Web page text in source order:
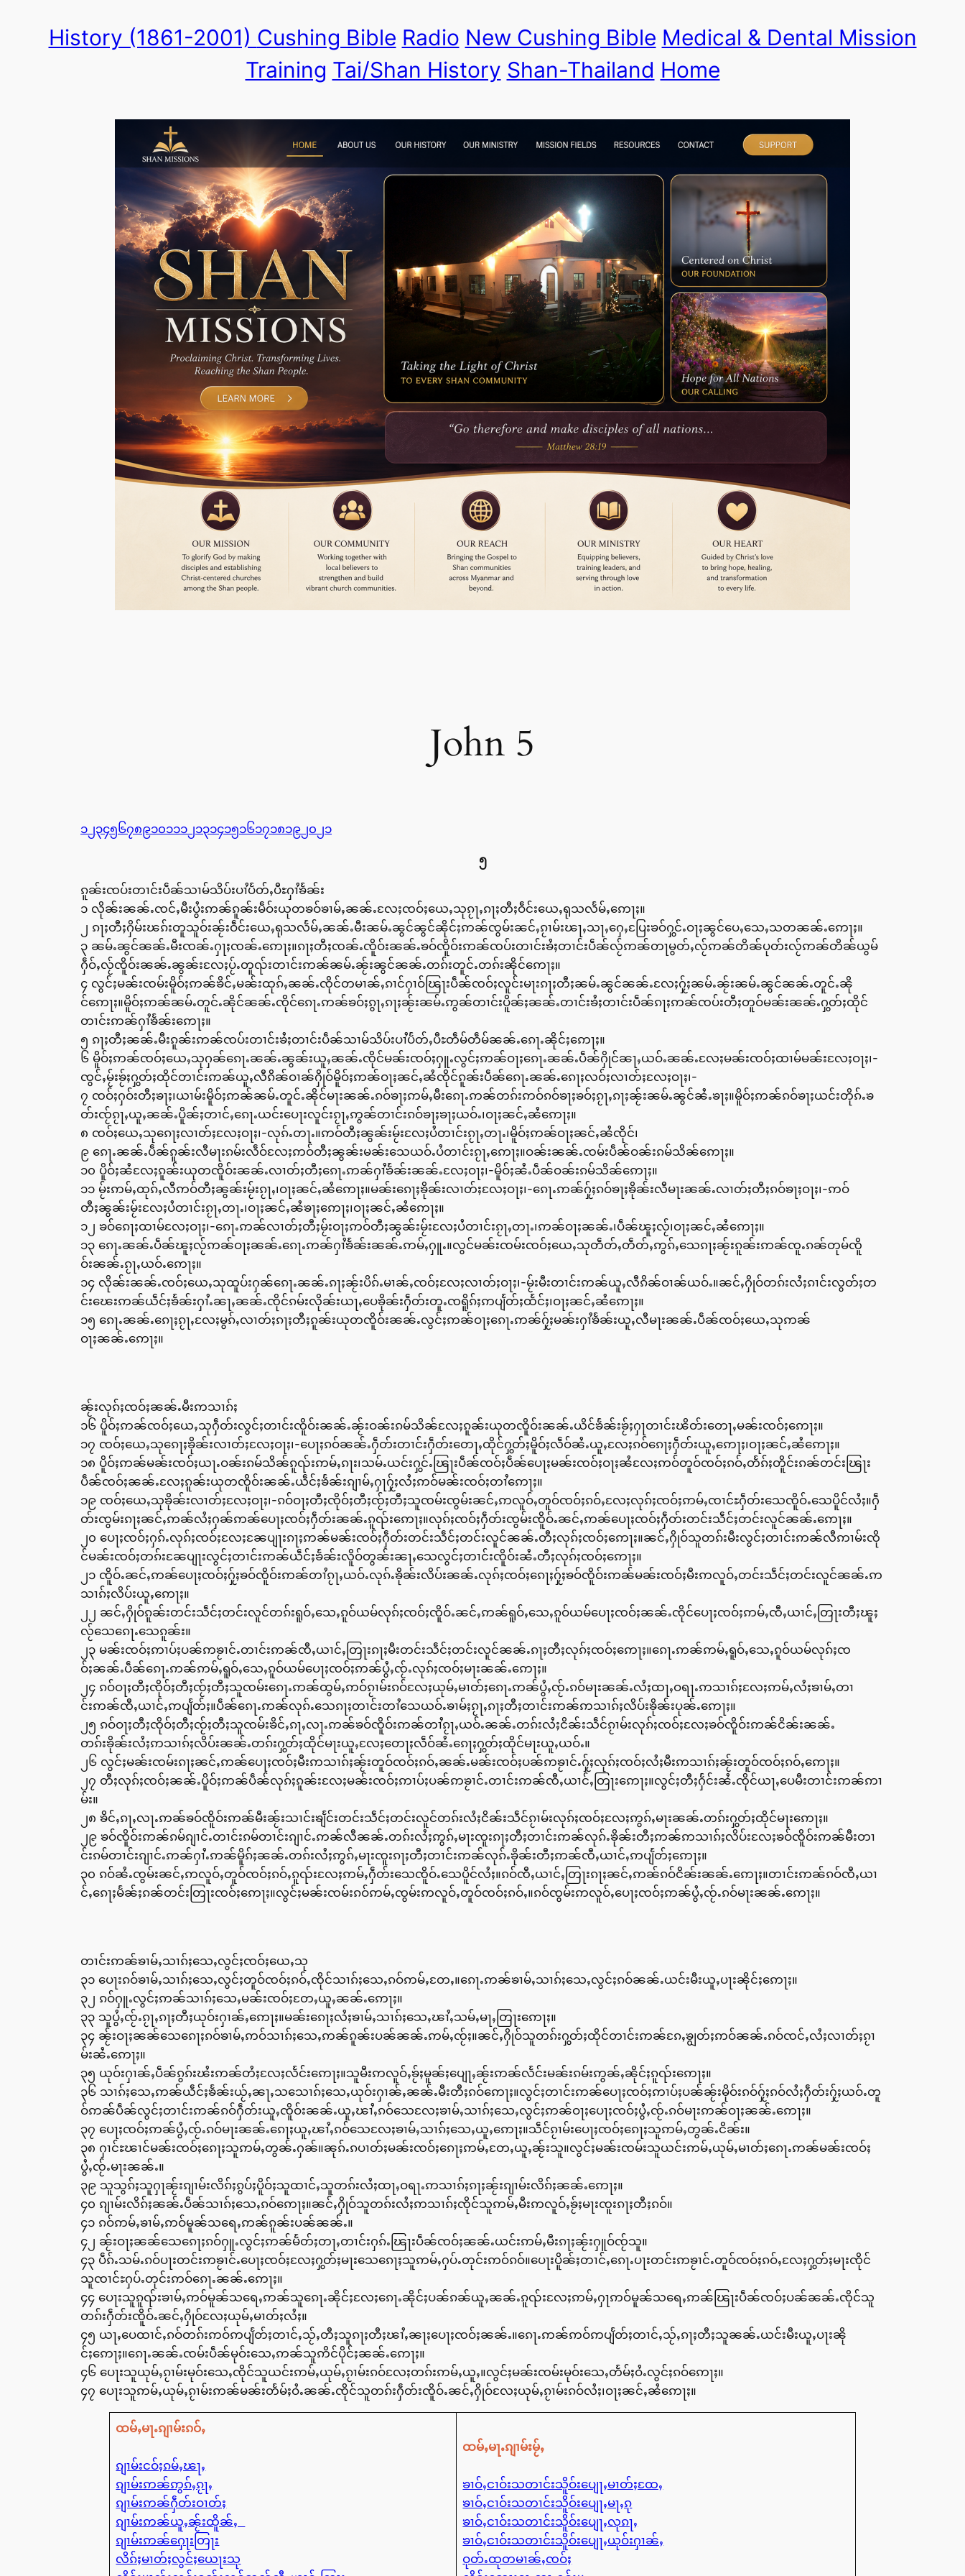
History (1861-2001) Cushing Bible Radio New Cushing Bible Medical & Dental Mission
Training Tai/Shan History Shan-Thailand Home
John 5
၁ ၂၃၄၅၆၇၈၉၁၀၁၁၁၂၁၃၁၄၁၅၁၆၁၇၁၈၁၉ ၂၀ ၂၁
၅
ၵူၼ်းၸပ်းတၢင်းပဵၼ်သၢမ်သိပ်းပၢႆပႅတ်ႇပီႊႁၢႆၶႅၼ်း
၁ လိုၼ်းၼၼ်ႉၸင်ႇမီးပွႆးဢၼ်ၵူၼ်းမဵဝ်းယုတၶဝ်ၶၢမ်ႇၼၼ်ႉလႄႈၸဝ်ႈယေႇသုၵႂႃႇၵႃႈတီႈဝဵင်းယေႇရုသလႅမ်ႇဢေႃႈ။
၂ ၵႃႈတီႈႁိမ်းၽၵ်းတူသူဝ်းၼႂ်းဝဵင်းယေႇရုသလႅမ်ႇၼၼ်ႉမီးၼမ်ႉၼွင်ၼွင်ၼိုင်ႈဢၼ်ၸွမ်းၼင်ႇၵႂၢမ်းၽႃႇသႃႇႁေႇပြႄးၶဝ်ႁွင်ႉဝႃႈၼွင်ပေႇသေႇသတၼၼ်ႉဢေႃႈ။
၃ ၼမ်ႉၼွင်ၼၼ်ႉမီးၸၼ်ႉႁႃႈၸၼ်ႉဢေႃႈ။ၵႃႈတီႈၸၼ်ႉၸိူဝ်းၼၼ်ႉၶဝ်ၸိူဝ်းဢၼ်ၸပ်းတၢင်းၶႆႈတၢင်းပဵၼ်လႂ်ဢၼ်တႃမွတ်ႇလႂ်ဢၼ်တိၼ်ပုတ်းလႂ်ဢၼ်တိၼ်ယွမ်
ႁဵဝ်ႇလႂ်ၸိူဝ်းၼၼ်ႉၼွၼ်းလႄႈပႂ်ႉတူၺ်းတၢင်းဢၼ်ၼမ်ႉၼႂ်းၼွင်ၼၼ်ႉတၵ်းတူင်ႉတၵ်းၼိုင်ဢေႃႈ။
၄ လွင်ႈမၼ်းၸမ်းမိူဝ်ႈဢၼ်ၶိင်ႇမၼ်းထုၵ်ႇၼၼ်ႉၸိုင်တမၢၼ်ႇၵၢင်ႁၢဝ်ၽြႃးပဵၼ်ၸဝ်ႈလူင်းမႃးၵႃႈတီႈၼမ်ႉၼွင်ၼၼ်ႉလႄႈႁႂ်ႈၼမ်ႉၼႂ်းၼမ်ႉၼွင်ၼၼ်ႉတူင်ႉၼို
င်ဢေႃႈ။မိူဝ်ႈဢၼ်ၼမ်ႉတူင်ႉၼိုင်ၼၼ်ႉၸိုင်ၵေႃႉဢၼ်ၶဝ်ႈၵွႃႇၵႃႈၼႂ်းၼမ်ႉဢွၼ်တၢင်းပိူၼ်ႈၼၼ်ႉတၢင်းၶႆႈတၢင်းပဵၼ်ၵႃႈဢၼ်ၸပ်းတီႈတူဝ်မၼ်းၼၼ်ႉႁွတ်ႈထိုင်
တၢင်းဢၼ်ႁၢႆၶႅၼ်းဢေႃႈ။
၅ ၵႃႈတီႈၼၼ်ႉမီးၵူၼ်းဢၼ်ၸပ်းတၢင်းၶႆႈတၢင်းပဵၼ်သၢမ်သိပ်းပၢႆပႅတ်ႇပီႊတဵမ်တဵမ်ၼၼ်ႉၵေႃႉၼိုင်ႈဢေႃႈ။
၆ မိူဝ်ႈဢၼ်ၸဝ်ႈယေႇသုႁၼ်ၵေႃႉၼၼ်ႉၼွၼ်းယူႇၼၼ်ႉၸိုင်မၼ်းၸဝ်ႈႁူႉလွင်ႈဢၼ်ဝႃႈၵေႃႉၼၼ်ႉပဵၼ်ႁိုင်ၼႃႇယဝ်ႉၼၼ်ႉလႄႈမၼ်းၸဝ်ႈထၢမ်မၼ်းလႄႈဝႃႈ၊-
ၸွင်ႇမႂ်းၶႂ်ႈႁွတ်ႈထိုင်တၢင်းဢၼ်ယူႇလီၵိၼ်ဝၢၼ်ႁိုဝ်မိူဝ်ႈဢၼ်ဝႃႈၼင်ႇၼႆၸိုင်ၵူၼ်းပဵၼ်ၵေႃႉၼၼ်ႉၵေႃႈလဝ်ႈလၢတ်ႈလႄႈဝႃႈ၊-
၇ ၸဝ်ႈႁဝ်းတီႈၶႃႈ၊ယၢမ်းမိူဝ်ႈဢၼ်ၼမ်ႉတူင်ႉၼိုင်မႃးၼၼ်ႉၵဝ်ၶႃႈဢမ်ႇမီးၵေႃႉဢၼ်တၵ်းဢဝ်ၵဝ်ၶႃႈၶဝ်ႈၵႂႃႇၵႃႈၼႂ်းၼမ်ႉၼွင်ၼႆႉၶႃႈ။မိူဝ်ႈဢၼ်ၵဝ်ၶႃႈယင်းတိုၵ်ႉၶ
တ်းၸႂ်ၵႂႃႇယူႇၼၼ်ႉပိူၼ်ႈတၢင်ႇၵေႃႉယင်းပေႃးလူင်းၵႂႃႇဢွၼ်တၢင်းၵဝ်ၶႃႈၶႃႈယဝ်ႉ၊ဝႃႈၼင်ႇၼႆဢေႃႈ။
၈ ၸဝ်ႈယေႇသုၵေႃႈလၢတ်ႈလႄႈဝႃႈ၊-လုၵ်ႉတႃႉ။ဢဝ်တီႈၼွၼ်းမႂ်းလႄႈပႆတၢင်းၵႂႃႇတႃႉ၊မိူဝ်ႈဢၼ်ဝႃႈၼင်ႇၼႆၸိုင်၊
၉ ၵေႃႉၼၼ်ႉပဵၼ်ၵူၼ်းလီမႃးၵမ်းလဵဝ်လႄႈဢဝ်တီႈၼွၼ်းမၼ်းသေယဝ်ႉပႆတၢင်းၵႂႃႇဢေႃႈ။ဝၼ်းၼၼ်ႉၸမ်းပဵၼ်ဝၼ်းၵမ်သိၼ်ဢေႃႈ။
၁၀ ပိူဝ်ႈၼႆလႄႈၵူၼ်းယုတၸိူဝ်းၼၼ်ႉလၢတ်ႈတီႈၵေႃႉဢၼ်ႁၢႆၶႅၼ်းၼၼ်ႉလႄႈဝႃႈ၊-မိူဝ်ႈၼႆႉပဵၼ်ဝၼ်းၵမ်သိၼ်ဢေႃႈ။
၁၁ မႂ်းဢမ်ႇထုၵ်ႇလီဢဝ်တီႈၼွၼ်းမႂ်းၵႂႃႇ၊ဝႃႈၼင်ႇၼႆဢေႃႈ။မၼ်းၵေႃႈၶိုၼ်းလၢတ်ႈလႄႈဝႃႈ၊-ၵေႃႉဢၼ်ႁႂ်ႈၵဝ်ၶႃႈၶိုၼ်းလီမႃးၼၼ်ႉလၢတ်ႈတီႈၵဝ်ၶႃႈဝႃႈ၊-ဢဝ်
တီႈၼွၼ်းမႂ်းလႄႈပႆတၢင်းၵႂႃႇတႃႉ၊ဝႃႈၼင်ႇၼႆၶႃႈဢေႃႈ၊ဝႃႈၼင်ႇၼႆဢေႃႈ။
၁၂ ၶဝ်ၵေႃႈထၢမ်လႄႈဝႃႈ၊-ၵေႃႉဢၼ်လၢတ်ႈတီႈမႂ်းဝႃႈဢဝ်တီႈၼွၼ်းမႂ်းလႄႈပႆတၢင်းၵႂႃႇတႃႉ၊ဢၼ်ဝႃႈၼၼ်ႉ၊ပဵၼ်ၽူႈလႂ်၊ဝႃႈၼင်ႇၼႆဢေႃႈ။
၁၃ ၵေႃႉၼၼ်ႉပဵၼ်ၽူႈလႂ်ဢၼ်ဝႃႈၼၼ်ႉၵေႃႉဢၼ်ႁၢႆၶႅၼ်းၼၼ်ႉဢမ်ႇႁူႉ။လွင်မၼ်းၸမ်းၸဝ်ႈယေႇသုတဵတ်ႇတဵတ်ႇဢွၵ်ႇသေၵႃႈၼႂ်းၵူၼ်းဢၼ်ၸူႉၵၼ်တုမ်ၸိူ
ဝ်းၼၼ်ႉၵႂႃႇယဝ်ႉဢေႃႈ။
၁၄ လိုၼ်းၼၼ်ႉၸဝ်ႈယေႇသုထူပ်းႁၼ်ၵေႃႉၼၼ်ႉၵႃႈၼႂ်းပိၵ်ႉမၢၼ်ႇၸဝ်ႈလႄႈလၢတ်ႈဝႃႈ၊-မႂ်းမီးတၢင်းဢၼ်ယူႇလီၵိၼ်ဝၢၼ်ယဝ်ႉ။ၼင်ႇႁိုဝ်တၵ်းလႆႈၵၢင်းလွတ်ႈတ
င်းၽေးဢၼ်ယဵင်ႈၶႅၼ်းႁၢႆႉၼႃႇၼၼ်ႉၸိုင်ၵမ်းလိုၼ်းယႃႇပေၶိုၼ်းႁဵတ်းတူႉၸရိူၵ်ႈဢပျႅတ်ႈထႅင်ႈ၊ဝႃႈၼင်ႇၼႆဢေႃႈ။
၁၅ ၵေႃႉၼၼ်ႉၵေႃႈၵႂႃႇလႄႈမွၵ်ႇလၢတ်ႈၵႃႈတီႈၵူၼ်းယုတၸိူဝ်းၼၼ်ႉလွင်ႈဢၼ်ဝႃႈၵေႃႉဢၼ်ႁႂ်ႈမၼ်းႁၢႆၶႅၼ်းယူႇလီမႃးၼၼ်ႉပဵၼ်ၸဝ်ႈယေႇသုဢၼ်
ဝႃႈၼၼ်ႉဢေႃႈ။
ၼႂ်းလုၵ်ႈၸဝ်ႈၼၼ်ႉမီးဢသၢၵ်ႈ
၁၆ ပိူဝ်ႈဢၼ်ၸဝ်ႈယေႇသုႁဵတ်းလွင်ႈတၢင်းၸိူဝ်းၼၼ်ႉၼႂ်းဝၼ်းၵမ်သိၼ်လႄႈၵူၼ်းယုတၸိူဝ်းၼၼ်ႉယိင်ၶႅၼ်းၶႂ်ႈႁႃတၢင်းၽိတ်းတေႃႇမၼ်းၸဝ်ႈဢေႃႈ။
၁၇ ၸဝ်ႈယေႇသုၵေႃႈၶိုၼ်းလၢတ်ႈလႄႈဝႃႈ၊-ပေႃႈၵဝ်ၼၼ်ႉႁဵတ်းတၢင်းႁဵတ်းတေႃႇထိုင်ႁွတ်ႈမိူဝ်ႈလဵဝ်ၼႆႉယူႇလႄႈၵဝ်ၵေႃႈႁဵတ်းယူႇဢေႃႈ၊ဝႃႈၼင်ႇၼႆဢေႃႈ။
၁၈ ပိူဝ်ႈဢၼ်မၼ်းၸဝ်ႈယႃႉဝၼ်းၵမ်သိၼ်ၵူၺ်းဢမ်ႇၵႃး၊သမ်ႉယင်းႁွင်ႉၽြႃးပဵၼ်ၸဝ်ႈပဵၼ်ပေႃႈမၼ်းၸဝ်ႈဝႃႈၼႆလႄႈဢဝ်တူဝ်ၸဝ်ႈၵဝ်ႇတႅၵ်ႈတိူင်းၵၼ်တင်းၽြႃး
ပဵၼ်ၸဝ်ႈၼၼ်ႉလႄႈၵူၼ်းယုတၸိူဝ်းၼၼ်ႉယဵင်ႈၶႅၼ်းၵျၢမ်ႇႁႃႁႂ်ႈလႆႈဢဝ်မၼ်းၸဝ်ႈတၢႆဢေႃႈ။
၁၉ ၸဝ်ႈယေႇသုၶိုၼ်းလၢတ်ႈလႄႈဝႃႈ၊-ၵဝ်ဝႃႈတီႈၸိုဝ်ႈတီႈၸႂ်ႈတီႈသူၸမ်းၸွမ်းၼင်ႇဢလူဝ်ႇတူဝ်ၸဝ်ႈၵဝ်ႇလႄႈလုၵ်ႈၸဝ်ႈဢမ်ႇၸၢင်ႊႁဵတ်းသေၸိူဝ်ႉသေပိူင်လႆႈ။ႁဵ
တ်းၸွမ်းၵႃႈၼင်ႇဢၼ်လႆႈႁၼ်ဢၼ်ပေႃႈၸဝ်ႈႁဵတ်းၼၼ်ႉၵူၺ်းဢေႃႈ။လုၵ်ႈၸဝ်ႈႁဵတ်းၸွမ်းၸိူဝ်ႉၼင်ႇဢၼ်ပေႃႈၸဝ်ႈႁဵတ်းတင်းသဵင်ႈတင်းလူင်ၼၼ်ႉဢေႃႈ။
၂၀ ပေႃႈၸဝ်ႈႁၵ်ႉလုၵ်ႈၸဝ်ႈလႄႈၼႄပျႃးၵႃႈဢၼ်မၼ်းၸဝ်ႈႁဵတ်းတင်းသဵင်ႈတင်းလူင်ၼၼ်ႉတီႈလုၵ်ႈၸဝ်ႈဢေႃႈ။ၼင်ႇႁိုဝ်သူတၵ်းမီးလွင်ႈတၢင်းဢၼ်လီဢၢမ်းၸို
င်မၼ်းၸဝ်ႈတၵ်းၼႄပျႃးလွင်ႈတၢင်းဢၼ်ယဵင်ႈၶႅၼ်းလိူဝ်တွၼ်းၼႃႇသေလွင်ႈတၢင်းၸိူဝ်းၼႆႉတီႈလုၵ်ႈၸဝ်ႈဢေႃႈ။
၂၁ ၸိူဝ်ႉၼင်ႇဢၼ်ပေႃႈၸဝ်ႈႁႂ်ႈၶဝ်ၸိူဝ်းဢၼ်တၢႆၵႂႃႇယဝ်ႉလုၵ်ႉၶိုၼ်းလိပ်းၼၼ်ႉလုၵ်ႈၸဝ်ႈၵေႃႈႁႂ်ႈၶဝ်ၸိူဝ်းဢၼ်မၼ်းၸဝ်ႈမီးဢလူဝ်ႇတင်းသဵင်ႈတင်းလူင်ၼၼ်ႉဢ
သၢၵ်ႈလိပ်းယူႇဢေႃႈ။
၂၂ ၼင်ႇႁိုဝ်ၵူၼ်းတင်းသဵင်ႈတင်းလူင်တၵ်းရူဝ်ႇသေႇၵူဝ်ယမ်လုၵ်ႈၸဝ်ႈၸိူဝ်ႉၼင်ႇဢၼ်ရူဝ်ႇသေႇၵူဝ်ယမ်ပေႃႈၸဝ်ႈၼၼ်ႉၸိုင်ပေႃႈၸဝ်ႈဢမ်ႇၸီႇယၢင်ႇတြႃးတီႈၽူႈ
လႂ်သေၵေႃႉသေၵူၼ်း။
၂၃ မၼ်းၸဝ်ႈဢၢပ်ႈပၼ်ဢၶႂၢင်ႉတၢင်းဢၼ်ၸီႇယၢင်ႇတြႃးၵႃႈမီးတင်းသဵင်ႈတင်းလူင်ၼၼ်ႉၵႃႈတီႈလုၵ်ႈၸဝ်ႈဢေႃႈ။ၵေႃႉဢၼ်ဢမ်ႇရူဝ်ႇသေႇၵူဝ်ယမ်လုၵ်ႈၸ
ဝ်ႈၼၼ်ႉပဵၼ်ၵေႃႉဢၼ်ဢမ်ႇရူဝ်ႇသေႇၵူဝ်ယမ်ပေႃႈၸဝ်ႈဢၼ်ပွႆႇၸႂ်ႉလုၵ်ႈၸဝ်ႈမႃးၼၼ်ႉဢေႃႈ။
၂၄ ၵဝ်ဝႃႈတီႈၸိုဝ်ႈတီႈၸႂ်ႈတီႈသူၸမ်းၵေႃႉဢၼ်ထွမ်ႇဢဝ်ၵႂၢမ်းၵဝ်လႄႈယုမ်ႇမၢတ်ႈၵေႃႉဢၼ်ပွႆႇၸႂ်ႉၵဝ်မႃးၼၼ်ႉလႆႈထႃႇဝရႃႉဢသၢၵ်ႈလႄႈဢမ်ႇလႆႈၶၢမ်ႇတၢ
င်းဢၼ်ၸီႇယၢင်ႇဢပျႅတ်ႈ။ပဵၼ်ၵေႃႉဢၼ်လုၵ်ႉသေၵႃႈတၢင်းတၢႆသေယဝ်ႉၶၢမ်ႈၵႂႃႇၵႃႈတီႈတၢင်းဢၼ်ဢသၢၵ်ႈလိပ်းၶိုၼ်းပုၼ်ႉဢေႃႈ။
၂၅ ၵဝ်ဝႃႈတီႈၸိုဝ်ႈတီႈၸႂ်ႈတီႈသူၸမ်းၶိင်ႇၵႃႇလႃႉဢၼ်ၶဝ်ၸိူဝ်းဢၼ်တၢႆၵႂႃႇယဝ်ႉၼၼ်ႉတၵ်းလႆႈငိၼ်းသဵင်ၵႂၢမ်းလုၵ်ႈၸဝ်ႈလႄႈၶဝ်ၸိူဝ်းဢၼ်ငိၼ်းၼၼ်ႉ
တၵ်းၶိုၼ်းလႆႈဢသၢၵ်ႈလိပ်းၼၼ်ႉတၵ်းႁွတ်ႈထိုင်မႃးယူႇလႄႈတေႃႈလဵဝ်ၼႆႉၵေႃႈႁွတ်ႈထိုင်မႃးယူႇယဝ်ႉ။
၂၆ လွင်ႈမၼ်းၸမ်းၵႃႈၼင်ႇဢၼ်ပေႃႈၸဝ်ႈမီးဢသၢၵ်ႈၼႂ်းတူဝ်ၸဝ်ႈၵဝ်ႇၼၼ်ႉမၼ်းၸဝ်ႈပၼ်ဢၶႂၢင်ႉႁႂ်ႈလုၵ်ႈၸဝ်ႈလႆႈမီးဢသၢၵ်ႈၼႂ်းတူဝ်ၸဝ်ႈၵဝ်ႇဢေႃႈ။
၂၇ တီႈလုၵ်ႈၸဝ်ႈၼၼ်ႉပိူဝ်ႈဢၼ်ပဵၼ်လုၵ်ႈၵူၼ်းလႄႈမၼ်းၸဝ်ႈဢၢပ်ႈပၼ်ဢၶႂၢင်ႉတၢင်းဢၼ်ၸီႇယၢင်ႇတြႃးဢေႃႈ။လွင်ႈတီႈႁႅင်းၼႆႉၸိုင်ယႃႇပေမီးတၢင်းဢၼ်ဢၢ
မ်း။
၂၈ ၶိင်ႇၵႃႇလႃႉဢၼ်ၶဝ်ၸိူဝ်းဢၼ်မီးၼႂ်းသၢင်းၶျႅင်းတင်းသဵင်ႈတင်းလူင်တၵ်းလႆႈငိၼ်းသဵင်ၵႂၢမ်းလုၵ်ႈၸဝ်ႈလႄႈဢွၵ်ႇမႃးၼၼ်ႉတၵ်းႁွတ်ႈထိုင်မႃးဢေႃႈ။
၂၉ ၶဝ်ၸိူဝ်းဢၼ်ၵမ်ၵျၢင်ႉတၢင်းၵမ်တၢင်းၵျၢင်ႉဢၼ်လီၼၼ်ႉတၵ်းလႆႈဢွၵ်ႇမႃးၸူးၵႃႈတီႈတၢင်းဢၼ်လုၵ်ႉၶိုၼ်းတီႈဢၼ်ဢသၢၵ်ႈလိပ်းလႄႈၶဝ်ၸိူဝ်းဢၼ်မီးတၢ
င်းၵမ်တၢင်းၵျၢင်ႉဢၼ်ႁၢႆႉဢၼ်မိူၵ်ႈၼၼ်ႉတၵ်းလႆႈဢွၵ်ႇမႃးၸူးၵႃႈတီႈတၢင်းဢၼ်လုၵ်ႉၶိုၼ်းတီႈဢၼ်ၸီႇယၢင်ႇဢပျႅတ်ႈဢေႃႈ။
၃၀ ၵဝ်ၼႆႉၸွမ်းၼင်ႇဢလူဝ်ႇတူဝ်ၸဝ်ႈၵဝ်ႇၵူၺ်းလႄႈဢမ်ႇႁဵတ်းသေၸိူဝ်ႉသေပိူင်လႆႈ။ၵဝ်ၸီႇယၢင်ႇတြႃးၵႃႈၼင်ႇဢၼ်ၵဝ်ငိၼ်းၼၼ်ႉဢေႃႈ။တၢင်းဢၼ်ၵဝ်ၸီႇယၢ
င်ႇၵေႃႈမႅၼ်ႈၵၼ်တင်းတြႃးၸဝ်ႈဢေႃႈ။လွင်ႈမၼ်းၸမ်းၵဝ်ဢမ်ႇၸွမ်းဢလူဝ်ႇတူဝ်ၸဝ်ႈၵဝ်ႇ။ၵဝ်ၸွမ်းဢလူဝ်ႇပေႃႈၸဝ်ႈဢၼ်ပွႆႇၸႂ်ႉၵဝ်မႃးၼၼ်ႉဢေႃႈ။
တၢင်းဢၼ်ၶၢမ်ႇသၢၵ်ႈသေႇလွင်ႈၸဝ်ႈယေႇသု
၃၁ ပေႃးၵဝ်ၶၢမ်ႇသၢၵ်ႈသေႇလွင်ႈတူဝ်ၸဝ်ႈၵဝ်ႇၸိုင်သၢၵ်ႈသေႇၵဝ်ဢမ်ႇတႄႇ။ၵေႃႉဢၼ်ၶၢမ်ႇသၢၵ်ႈသေႇလွင်ႈၵဝ်ၼၼ်ႉယင်းမီးယူႇပႃးၼိုင်ႈဢေႃႈ။
၃၂ ၵဝ်ႁူႉလွင်ႈဢၼ်သၢၵ်ႈသေႇမၼ်းၸဝ်ႈတႄႇယူႇၼၼ်ႉဢေႃႈ။
၃၃ သူပွႆႇၸႂ်ႉၵႂႃႇၵႃႈတီႈယုဝ်းႁၢၼ်ႇဢေႃႈ။မၼ်းၵေႃႈလႆႈၶၢမ်ႇသၢၵ်ႈသေႇၽၢႆႇသမ်ႇမႃႇတြႃးဢေႃႈ။
၃၄ ၼႂ်းဝႃႈၼၼ်သေၵေႃႈၵဝ်ၶၢမ်ႇဢဝ်သၢၵ်ႈသေႇဢၼ်ၵူၼ်းပၼ်ၼၼ်ႉဢမ်ႇၸႂ်ႈ။ၼင်ႇႁိုဝ်သူတၵ်းႁွတ်ႈထိုင်တၢင်းဢၼ်ၵႄႇၶျွတ်ႈဢဝ်ၼၼ်ႉၵဝ်ၸင်ႇလႆႈလၢတ်ႈၵႂၢ
မ်းၼႆႉဢေႃႈ။
၃၅ ယုဝ်းႁၢၼ်ႇပဵၼ်ၵွၵ်းၽႆးဢၼ်တႆႈလႄႈလႅင်းဢေႃႈ။သူမီးဢလူဝ်ႇၶႂ်ႈမူၼ်ႈပျေႃႇၼႂ်းဢၼ်လႅင်းမၼ်းၵမ်းဢွၼ်ႇၼိုင်ႈၵူၺ်းဢေႃႈ။
၃၆ သၢၵ်ႈသေႇဢၼ်ယဵင်ႈၶႅၼ်းယႂ်ႇၼႃႇသသေၢၵ်ႈသေႇယုဝ်းႁၢၼ်ႇၼၼ်ႉမီးတီႈၵဝ်ဢေႃႈ။လွင်ႈတၢင်းဢၼ်ပေႃႈၸဝ်ႈဢၢပ်ႈပၼ်ၼႂ်းမိုဝ်းၵဝ်ႁႂ်ႈၵဝ်လႆႈႁဵတ်းႁႂ်ႈယဝ်ႉတူ
ဝ်ဢၼ်ပဵၼ်လွင်ႈတၢင်းဢၼ်ၵဝ်ႁဵတ်းယူႇၸိူဝ်းၼၼ်ႉယူႇၽၢႆႇၵဝ်သေလႄႈၶၢမ်ႇသၢၵ်ႈသေႇလွင်ႈဢၼ်ဝႃႈပေႃႈၸဝ်ႈပွႆႇၸႂ်ႉၵဝ်မႃးဢၼ်ဝႃႈၼၼ်ႉဢေႃႈ။
၃၇ ပေႃႈၸဝ်ႈဢၼ်ပွႆႇၸႂ်ႉၵဝ်မႃးၼၼ်ႉၵေႃႈယူႇၽၢႆႇၵဝ်သေလႄႈၶၢမ်ႇသၢၵ်ႈသေႇယူႇဢေႃႈ။သဵင်ၵႂၢမ်းပေႃႈၸဝ်ႈၵေႃႈသူဢမ်ႇတွၼ်ႉငိၼ်း။
၃၈ ႁၢင်ႊၽၢင်မၼ်းၸဝ်ႈၵေႃႈသူဢမ်ႇတွၼ်ႉႁၼ်။ၼုၵ်ႉၵပၢတ်ႈမၼ်းၸဝ်ႈၵေႃႈဢမ်ႇတႄႇယူႇၼႂ်းသူ။လွင်ႈမၼ်းၸမ်းသူယင်းဢမ်ႇယုမ်ႇမၢတ်ႈၵေႃႉဢၼ်မၼ်းၸဝ်ႈ
ပွႆႇၸႂ်ႉမႃးၼၼ်ႉ။
၃၉ သူသွၵ်ႈသူႁႃၼႂ်းၵျၢမ်းလိၵ်ႈၵွပ်ႈပိူဝ်ႈသူထၢင်ႇသူတၵ်းလႆႈထႃႇဝရႃႉဢသၢၵ်ႈၵႃႈၼႂ်းၵျၢမ်းလိၵ်ႈၼၼ်ႉဢေႃႈ။
၄၀ ၵျၢမ်းလိၵ်ႈၼၼ်ႉပဵၼ်သၢၵ်ႈသေႇၵဝ်ဢေႃႈ။ၼင်ႇႁိုဝ်သူတၵ်းလႆႈဢသၢၵ်ႈၸိုင်သူဢမ်ႇမီးဢလူဝ်ႇၶႂ်ႈမႃးၸူးၵႃႈတီႈၵဝ်။
၄၁ ၵဝ်ဢမ်ႇၶၢမ်ႇဢဝ်မူၼ်သရေႇဢၼ်ၵူၼ်းပၼ်ၼၼ်ႉ။
၄၂ ၼႂ်းဝႃႈၼၼ်သေၵေႃႈၵဝ်ႁူႉလွင်ႈဢၼ်မႅတ်ႈတႃႇတၢင်းႁၵ်ႉၽြႃးပဵၼ်ၸဝ်ႈၼၼ်ႉယင်းဢမ်ႇမီးၵႃႈၼႂ်းႁူဝ်ၸႂ်သူ။
၄၃ ပဵၵ်ႉသမ်ႉၵဝ်ပႃးတင်းဢၶႂၢင်ႉပေႃႈၸဝ်ႈလႄႈႁွတ်ႈမႃးသေၵေႃႈသူဢမ်ႇႁပ်ႉတုင်းဢဝ်ၵဝ်။ပေႃးပိူၼ်ႈတၢင်ႇၵေႃႉပႃးတင်းဢၶႂၢင်ႉတူဝ်ၸဝ်ႈၵဝ်ႇလႄႈႁွတ်ႈမႃးၸိုင်
သူၸၢင်ႊႁပ်ႉတုင်းဢဝ်ၵေႃႉၼၼ်ႉဢေႃႈ။
၄၄ ပေႃးသူၵူၺ်းၶၢမ်ႇဢဝ်မူၼ်သရေႇဢၼ်သူၵေႃႉၼိုင်ႈလႄႈၵေႃႉၼိုင်ႈပၼ်ၵၼ်ယူႇၼၼ်ႉၵူၺ်းလႄႈဢမ်ႇႁႃဢဝ်မူၼ်သရေႇဢၼ်ၽြႃးပဵၼ်ၸဝ်ႈပၼ်ၼၼ်ႉၸိုင်သူ
တၵ်းႁဵတ်းၸိူဝ်ႉၼင်ႇႁိုဝ်လႄႈယုမ်ႇမၢတ်ႈလႆႈ။
၄၅ ယႃႇပေထၢင်ႇၵဝ်တၵ်းဢဝ်ဢပျႅတ်ႈတၢင်ႇသႂ်ႇတီႈသူၵႃႈတီႈၽၢႆႇၼႃႈပေႃႈၸဝ်ႈၼၼ်ႉ။ၵေႃႉဢၼ်ဢဝ်ဢပျႅတ်ႈတၢင်ႇသႂ်ႇၵႃႈတီႈသူၼၼ်ႉယင်းမီးယူႇပႃးၼို
င်ႈဢေႃႈ။ၵေႃႉၼၼ်ႉၸမ်းပဵၼ်မုဝ်းသေႇဢၼ်သူဢိင်ပိုင်ႈၼၼ်ႉဢေႃႈ။
၄၆ ပေႃးသူယုမ်ႇၵႂၢမ်းမုဝ်းသေႇၸိုင်သူယင်းဢမ်ႇယုမ်ႇၵႂၢမ်းၵဝ်လႄႈတၵ်းဢမ်ႇယူႇ။လွင်ႈမၼ်းၸမ်းမုဝ်းသေႇတႅမ်ႈဝႆႉလွင်ႈၵဝ်ဢေႃႈ။
၄၇ ပေႃးသူဢမ်ႇယုမ်ႇၵႂၢမ်းဢၼ်မၼ်းတႅမ်ႈဝႆႉၼၼ်ႉၸိုင်သူတၵ်းႁဵတ်းၸိူဝ်ႉၼင်ႇႁိုဝ်လႄႈယုမ်ႇၵႂၢမ်းၵဝ်လႆႈ၊ဝႃႈၼင်ႇၼႆဢေႃႈ။
ထမ်ႇမႃႉၵျၢမ်းၵဝ်ႇ
ၵျၢမ်းငဝ်ႈၵမ်ႇၽႃႇ
ၵျၢမ်းဢၼ်ဢွၵ်ႇၵႂႃႇ
ၵျၢမ်းဢၼ်ႁဵတ်းဝၢတ်ႈ
ၵျၢမ်းဢၼ်ယူႇၼႂ်းထိူၼ်ႇ
ၵျၢမ်းဢၼ်ႁေႃးတြႃး
လိၵ်ႈမၢတ်ႈလွင်ႈယေႃးသု
ထမ်ႇမႃႉၵျၢမ်းမႂ်ႇ
ၶၢဝ်ႇငၢဝ်းသတၢင်းသိူဝ်းပျေႃႇမၢတ်ႈထႄႇ
ၶၢဝ်ႇငၢဝ်းသတၢင်းသိူဝ်းပျေႃႇမႃႇၵု
ၶၢဝ်ႇငၢဝ်းသတၢင်းသိူဝ်းပျေႃႇလုၵႃႇ
ၶၢဝ်ႇငၢဝ်းသတၢင်းသိူဝ်းပျေႃႇယုဝ်းႁၢၼ်ႇ
ဝုတ်ႉထုတမၢၼ်ႇၸဝ်ႈ